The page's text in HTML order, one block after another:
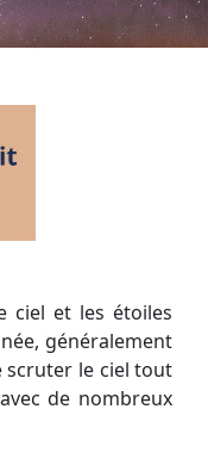
généralement
scruter le ciel tout
de nombreux